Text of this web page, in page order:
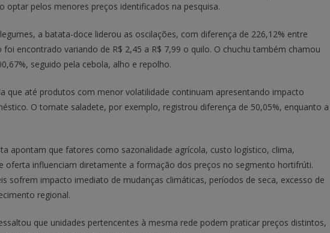
optar pelos menores preços identificados na pesquisa.
a batata-doce liderou as oscilações, com diferença de 226,12% entre
encontrado variando de R$ 2,45 a R$ 7,99 o quilo. O chuchu também chamou
seguido pela cebola, alho e repolho.
que até produtos com menor volatilidade continuam apresentando impacto
O tomate saladete, por exemplo, registrou diferença de 50,05%, enquanto a
apontam que fatores como sazonalidade agrícola, custo logístico, clima,
oferta influenciam diretamente a formação dos preços no segmento hortifrúti.
sofrem impacto imediato de mudanças climáticas, períodos de seca, excesso de
regional.
que unidades pertencentes à mesma rede podem praticar preços distintos,